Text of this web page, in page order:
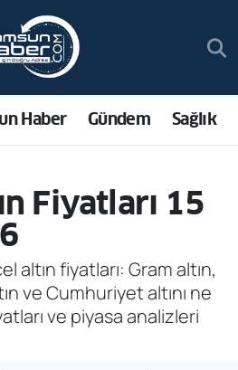
Haber Gündem Sağlık
Fiyatları 15
altın fiyatları: Gram altın,
ve Cumhuriyet altını ne
ve piyasa analizleri
ve Fikstür